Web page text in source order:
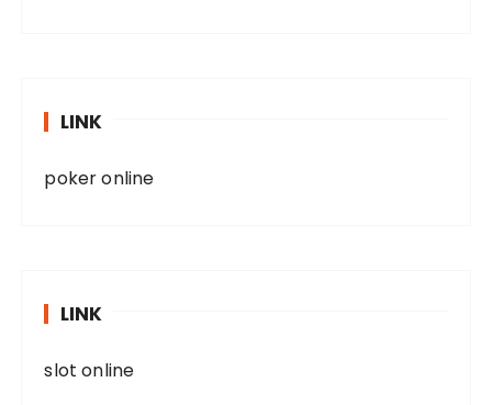
LINK
poker online
LINK
slot online